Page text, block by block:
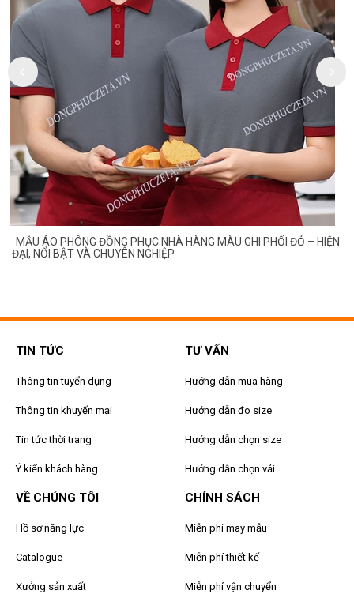
MẪU ÁO PHÔNG ĐỒNG PHỤC NHÀ HÀNG MÀU GHI PHỐI ĐỎ – HIỆN
ĐẠI, NỔI BẬT VÀ CHUYÊN NGHIỆP
TIN TỨC
Thông tin tuyển dụng
Thông tin khuyến mại
Tin tức thời trang
Ý kiến khách hàng
TƯ VẤN
Hướng dẫn mua hàng
Hướng dẫn đo size
Hướng dẫn chọn size
Hướng dẫn chọn vải
VỀ CHÚNG TÔI
Hồ sơ năng lực
Catalogue
Xưởng sản xuất
CHÍNH SÁCH
Miễn phí may mẫu
Miễn phí thiết kế
Miễn phí vận chuyển